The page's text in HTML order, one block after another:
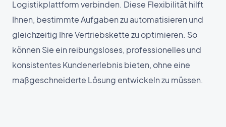
Logistikplattform verbinden. Diese Flexibilität hilft
Ihnen, bestimmte Aufgaben zu automatisieren und
gleichzeitig Ihre Vertriebskette zu optimieren. So
können Sie ein reibungsloses, professionelles und
konsistentes Kundenerlebnis bieten, ohne eine
maßgeschneiderte Lösung entwickeln zu müssen.